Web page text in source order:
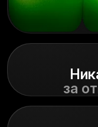
за